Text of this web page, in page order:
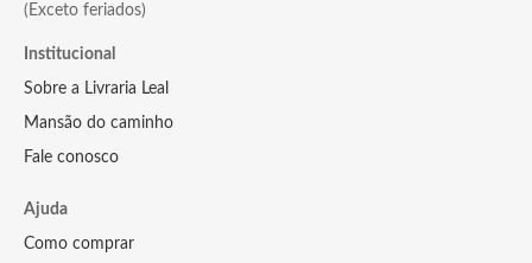
(Exceto feriados)
Institucional
Sobre a Livraria Leal
Mansão do caminho
Fale conosco
Ajuda
Como comprar